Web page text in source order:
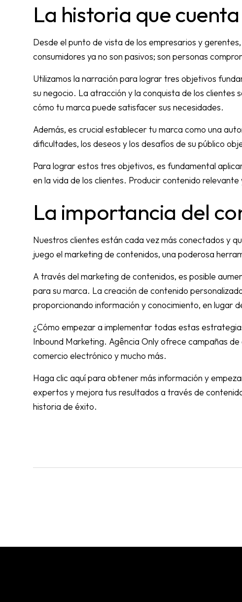
La historia que
Desde el punto de vista de los empresarios y
consumidores ya no son pasivos; son personas
Utilizamos la narración para lograr tres objetivos
su negocio. La atracción y la conquista de los
cómo tu marca puede satisfacer sus necesidades.
Además, es crucial establecer tu marca como una
dificultades, los deseos y los desafíos de su público
Para lograr estos tres objetivos, es fundamental
en la vida de los clientes. Producir contenido
La importancia del
Nuestros clientes están cada vez más conectados y
juego el marketing de contenidos, una poderosa
A través del marketing de contenidos, es posible
para su marca. La creación de contenido
proporcionando información y conocimiento, en lugar
¿Cómo empezar a implementar todas estas
Inbound Marketing. Agência Only ofrece campañas
comercio electrónico y mucho más.
Haga clic aquípara obtener más información y
expertos y mejora tus resultados a través de
historia de éxito.